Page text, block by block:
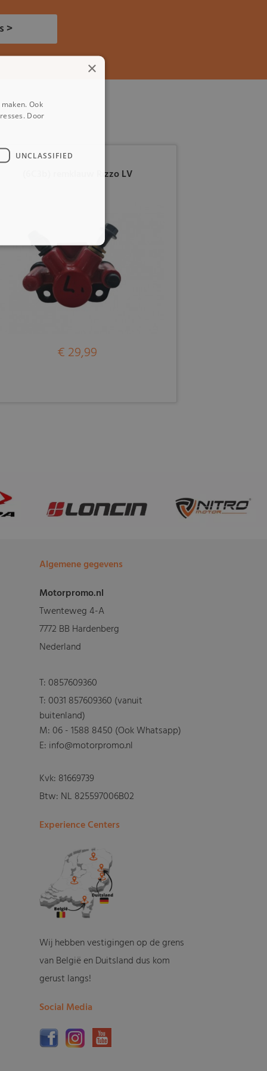
>
(6C3b) remklauw Rizzo LV
€ 29,99
Algemene gegevens
Motorpromo.nl
Twenteweg 4-A
7772 BB Hardenberg
Nederland
T:0857609360
T:0031 857609360 (vanuit
buitenland)
M:06 - 1588 8450 (Ook Whatsapp)
E: info@motorpromo.nl
Kvk: 81669739
Btw: NL 825597006B02
Experience Centers
Wij hebben vestigingen op de grens
van België en Duitsland dus kom
gerust langs!
Social Media
×
Ook
Door
UNCLASSIFIED